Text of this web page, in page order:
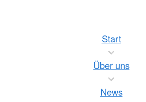
Start
Über uns
News